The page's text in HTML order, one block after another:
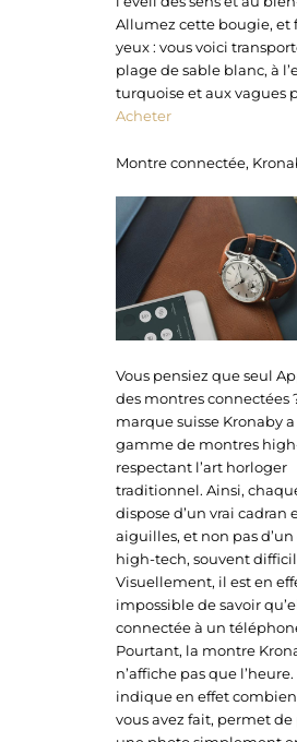
Allumez cette bougie, et
yeux : vous voici
plage de sable blanc, à
turquoise et aux vagues
Acheter
Montre connectée,
Vous pensiez que seul
des montres connectées
marque suisse Kronaby
gamme de montres
respectant l’art horloger
traditionnel. Ainsi,
dispose d’un vrai cadran
aiguilles, et non pas d’un
high-tech, souvent
Visuellement, il est en
impossible de savoir
connectée à un
Pourtant, la montre
n’affiche pas que
indique en effet
vous avez fait, permet